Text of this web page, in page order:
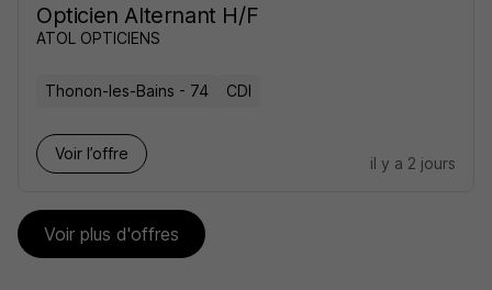
Opticien Alternant H/F
ATOL OPTICIENS
Thonon-les-Bains - 74 CDI
Voir l’offre
il y a 2 jours
Voir plus d'offres